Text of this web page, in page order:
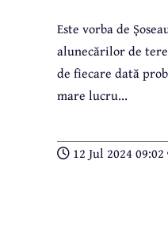
Este vorba de
alunecărilor de
de fiecare dată
mare lucru...
12 Jul 2024 09:02